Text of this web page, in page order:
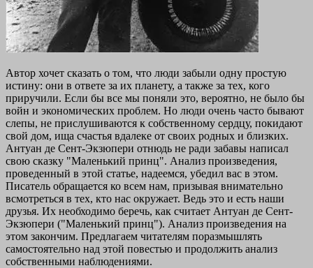
Автор хочет сказать о том, что люди забыли одну простую
истину: они в ответе за их планету, а также за тех, кого
приручили. Если бы все мы поняли это, вероятно, не было бы
войн и экономических проблем. Но люди очень часто бывают
слепы, не прислушиваются к собственному сердцу, покидают
свой дом, ища счастья вдалеке от своих родных и близких.
Антуан де Сент-Экзюпери отнюдь не ради забавы написал
свою сказку "Маленький принц". Анализ произведения,
проведенный в этой статье, надеемся, убедил вас в этом.
Писатель обращается ко всем нам, призывая внимательно
всмотреться в тех, кто нас окружает. Ведь это и есть наши
друзья. Их необходимо беречь, как считает Антуан де Сент-
Экзюпери ("Маленький принц"). Анализ произведения на
этом закончим. Предлагаем читателям поразмышлять
самостоятельно над этой повестью и продолжить анализ
собственными наблюдениями.